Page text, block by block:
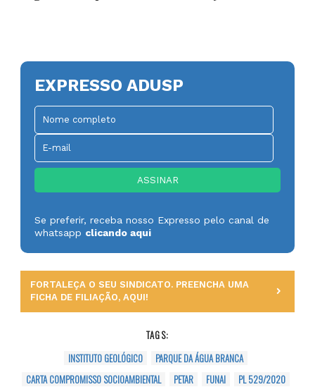
EXPRESSO ADUSP
Se preferir, receba nosso Expresso pelo canal de
whatsapp clicando aqui
FORTALEÇA O SEU SINDICATO. PREENCHA UMA
FICHA DE FILIAÇÃO, AQUI!
TAGS:
INSTITUTO GEOLÓGICO
PARQUE DA ÁGUA BRANCA
CARTA COMPROMISSO SOCIOAMBIENTAL
PETAR FUNAI
PL 529/2020